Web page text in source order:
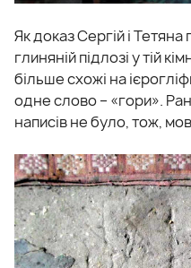
Як доказ Сергій і
глиняній підлозі у тій
більше схожі на
одне слово – «гори».
написів не було, тож,